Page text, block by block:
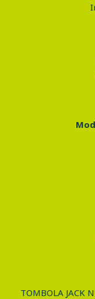
TOMBOLA JACK